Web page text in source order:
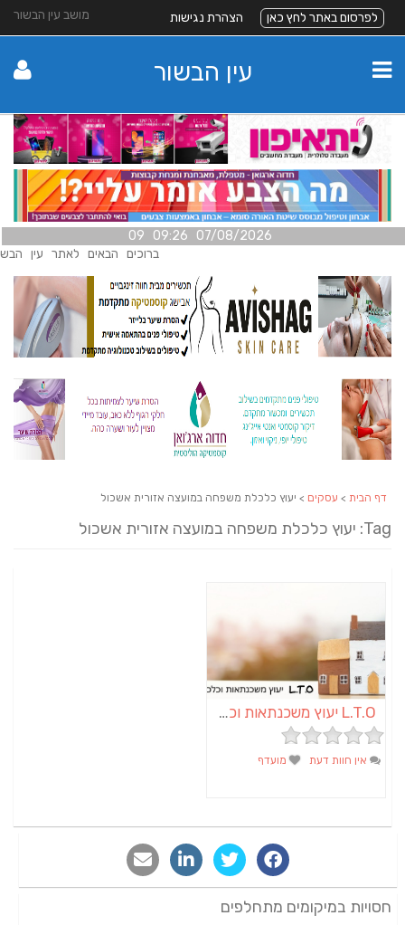
מושב עין הבשור לפרסום באתר לחץ כאן הצהרת נגישות
עין הבשור
07/08/2026 09:26 09
ברוכים הבאים לאתר עין הבשור
דף הבית > עסקים > יעוץ כלכלת משפחה במועצה אזורית אשכול
Tag: יעוץ כלכלת משפחה במועצה אזורית אשכול
L.T.O יעוץ משכנתאות וכלכלת משפחה | יועץ משכנתאות באשכול
אין חוות דעת מועדף
חסויות במיקומים מתחלפים